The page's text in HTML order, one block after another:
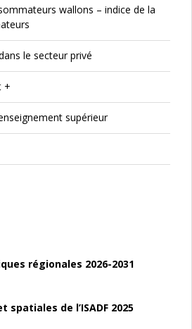
wallons – indice de la
le secteur privé
+
supérieur
régionales 2026-2031
de l’ISADF 2025